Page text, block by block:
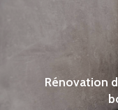
Rénovation